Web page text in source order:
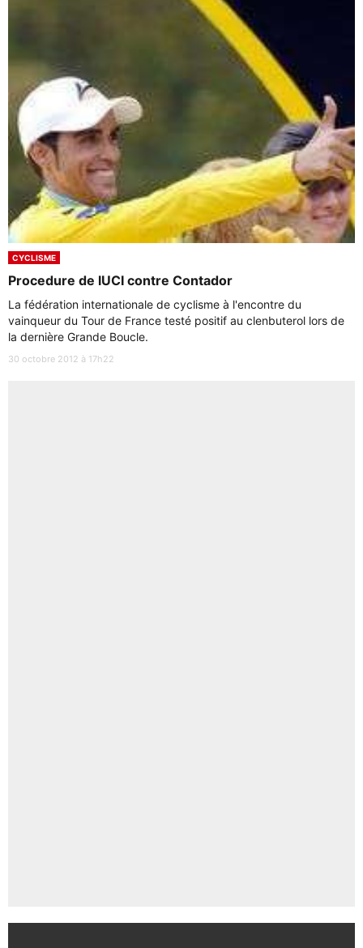
CYCLISME
Procedure de lUCI contre Contador
La fédération internationale de cyclisme à l'encontre du
vainqueur du Tour de France testé positif au clenbuterol lors de
la dernière Grande Boucle.
30 octobre 2012 à 17h22